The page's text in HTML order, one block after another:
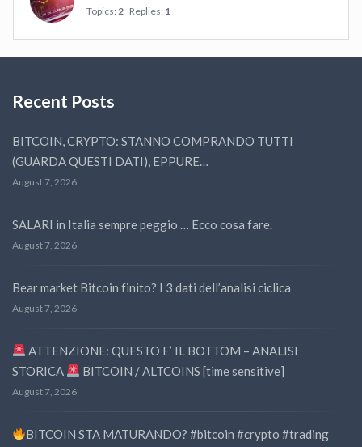
Topics: 2 Replies: 1
Recent Posts
BITCOIN, CRYPTO: STANNO COMPRANDO TUTTI
(GUARDA QUESTI DATI), EPPURE…
August 7, 2026
SALARI in Italia sempre peggio … Ecco cosa fare.
August 7, 2026
Bear market Bitcoin finito? I 3 dati dell’analisi ciclica
August 7, 2026
ATTENZIONE: QUESTO E’ IL BOTTOM – ANALISI
STORICA
BITCOIN / ALTCOINS [time sensitive]
August 7, 2026
BITCOIN STA MATURANDO? #bitcoin #crypto #trading